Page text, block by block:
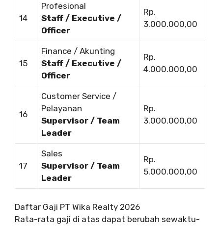
14
Profesional
Staff / Executive /
Officer
Rp.
3.000.000,00
15
Finance / Akunting
Staff / Executive /
Officer
Rp.
4.000.000,00
16
Customer Service /
Pelayanan
Supervisor / Team
Leader
Rp.
3.000.000,00
17
Sales
Supervisor / Team
Leader
Rp.
5.000.000,00
Daftar Gaji PT Wika Realty 2026
Rata-rata gaji di atas dapat berubah sewaktu-